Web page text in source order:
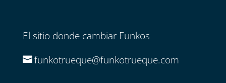
El sitio donde cambiar Funkos
funkotrueque@funkotrueque.com